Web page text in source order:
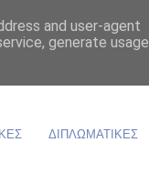
ΔΙΠΛΩΜΑΤΙΚΕΣ
and user-agent
generate usage